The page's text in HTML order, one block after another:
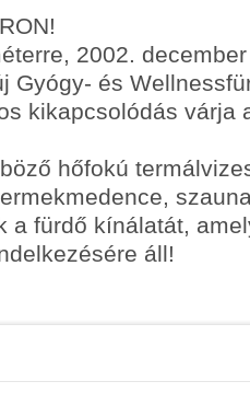
2002.
Gyógy- és
kikapcsolódás várja
hőfokú
a fürdő kínálatát,
áll!